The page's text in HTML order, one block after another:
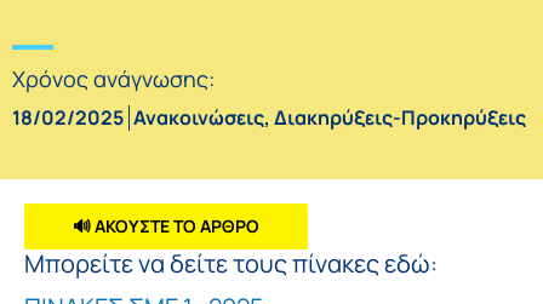
Χρόνος ανάγνωσης:
18/02/2025 Ανακοινώσεις, Διακηρύξεις-Προκηρύξεις
🔊 ΑΚΟΥΣΤΕ ΤΟ ΑΡΘΡΟ
Μπορείτε να δείτε τους πίνακες εδώ: